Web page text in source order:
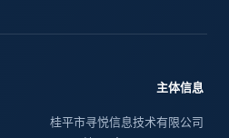
主体信息
桂平市寻悦信息技术有限公司